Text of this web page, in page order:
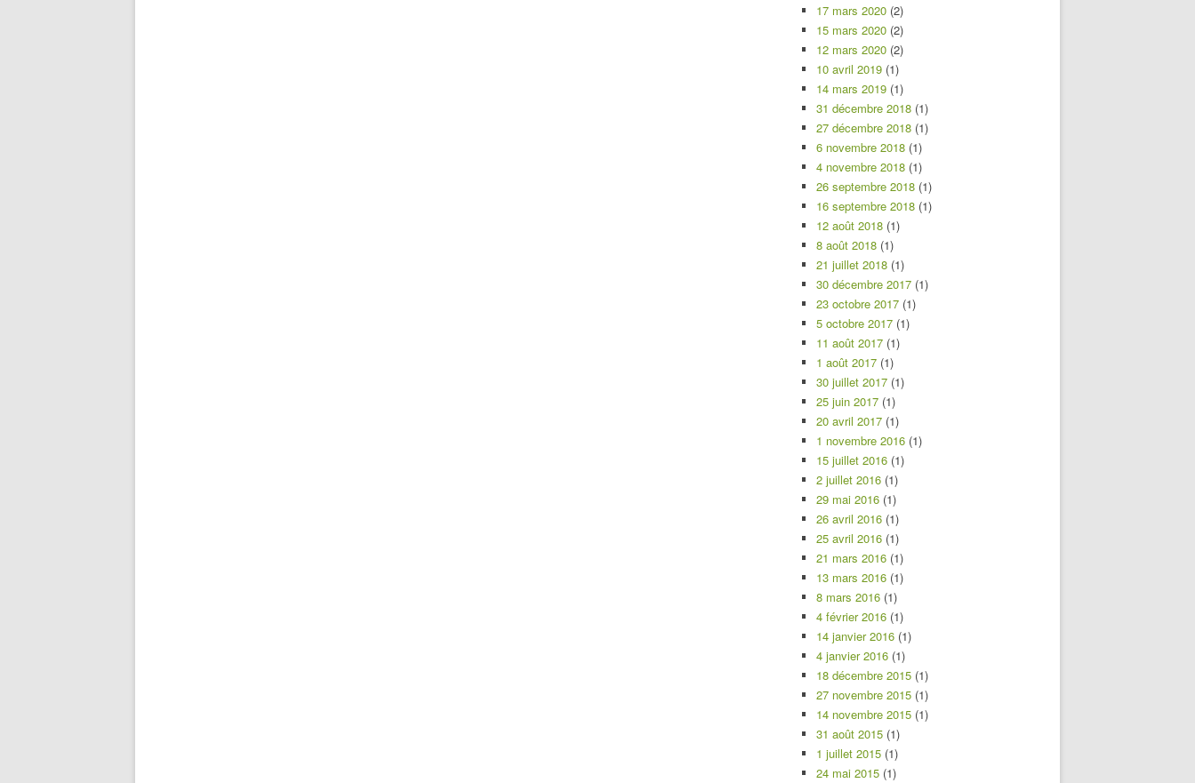
17 mars 2020 (2)
15 mars 2020 (2)
12 mars 2020 (2)
10 avril 2019 (1)
14 mars 2019 (1)
31 décembre 2018 (1)
27 décembre 2018 (1)
6 novembre 2018 (1)
4 novembre 2018 (1)
26 septembre 2018 (1)
16 septembre 2018 (1)
12 août 2018 (1)
8 août 2018 (1)
21 juillet 2018 (1)
30 décembre 2017 (1)
23 octobre 2017 (1)
5 octobre 2017 (1)
11 août 2017 (1)
1 août 2017 (1)
30 juillet 2017 (1)
25 juin 2017 (1)
20 avril 2017 (1)
1 novembre 2016 (1)
15 juillet 2016 (1)
2 juillet 2016 (1)
29 mai 2016 (1)
26 avril 2016 (1)
25 avril 2016 (1)
21 mars 2016 (1)
13 mars 2016 (1)
8 mars 2016 (1)
4 février 2016 (1)
14 janvier 2016 (1)
4 janvier 2016 (1)
18 décembre 2015 (1)
27 novembre 2015 (1)
14 novembre 2015 (1)
31 août 2015 (1)
1 juillet 2015 (1)
24 mai 2015 (1)